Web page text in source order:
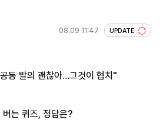
08.09 11:47 UPDATE
동 발의 괜찮아…그것이 협치"
는 퀴즈, 정답은?